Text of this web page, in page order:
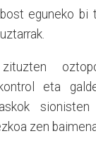
eguneko bi
eta
zen